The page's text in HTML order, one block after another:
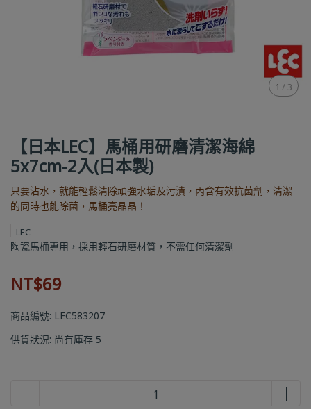
1 /3
【日本LEC】馬桶用研磨清潔海綿
5x7cm-2入(日本製)
只要沾水，就能輕鬆清除頑強水垢及污漬，內含有效抗菌劑，清潔
的同時也能除菌，馬桶亮晶晶！
LEC
陶瓷馬桶專用，採用輕石研磨材質，不需任何清潔劑
NT$69
商品編號: LEC583207
供貨狀況: 尚有庫存 5